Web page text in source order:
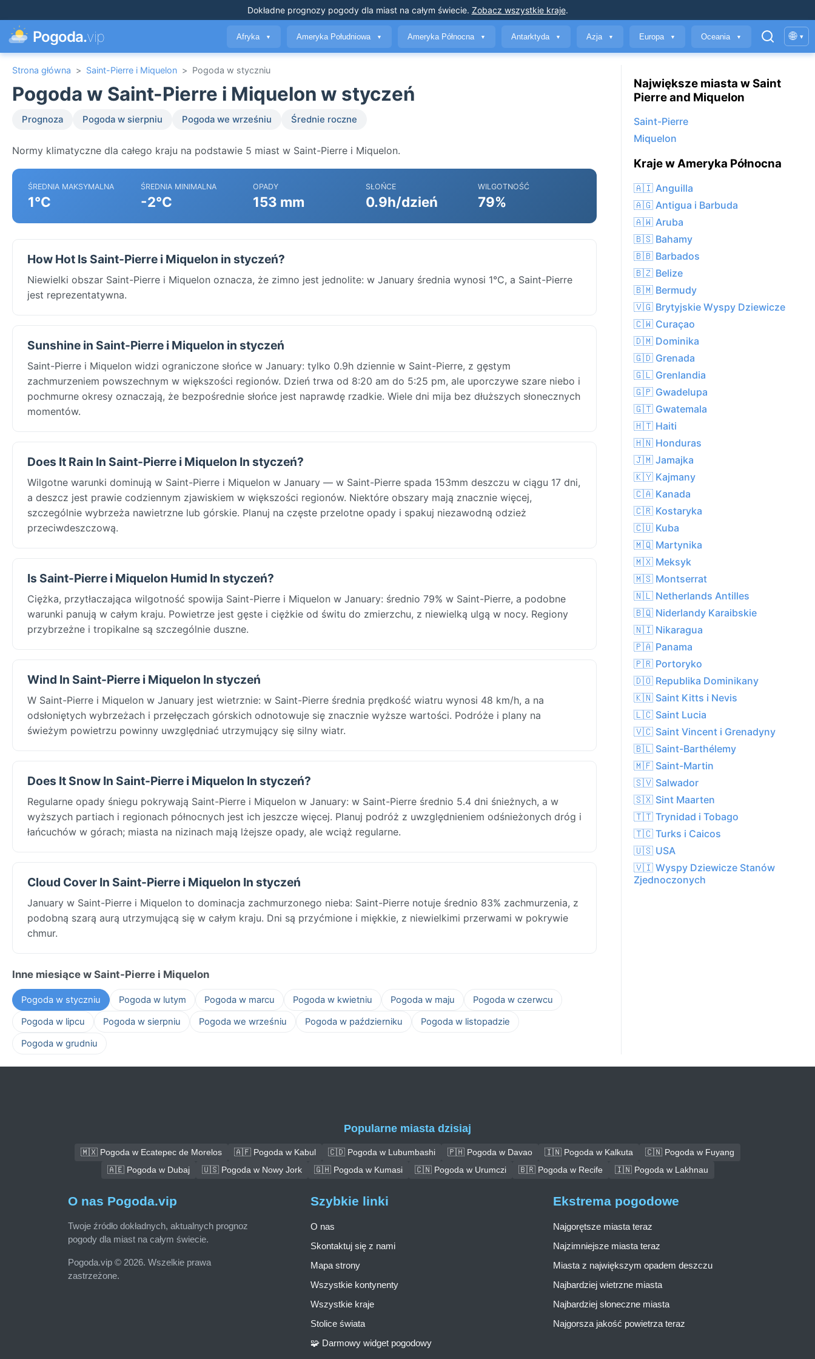
Dokładne prognozy pogodydla miast na całym świecie. Zobacz wszystkie kraje.
Pogoda.vip Afryka ▼ Ameryka Południowa ▼ Ameryka Północna ▼ Antarktyda ▼ Azja ▼ Europa ▼ Oceania ▼ 🌐 ▾
Strona główna > Saint-Pierre i Miquelon > Pogoda w styczniu
Pogoda w Saint-Pierre i Miquelon w styczeń
Prognoza Pogoda w sierpniu Pogoda we wrześniu Średnie roczne
Normy klimatyczne dla całego kraju na podstawie 5 miast w Saint-Pierre i Miquelon.
ŚREDNIA MAKSYMALNA
1°C
ŚREDNIA MINIMALNA
-2°C
OPADY
153 mm
SŁOŃCE
0.9h/dzień
WILGOTNOŚĆ
79%
How Hot Is Saint-Pierre i Miquelon in styczeń?
Niewielki obszar Saint-Pierre i Miquelon oznacza, że zimno jest jednolite: w January średnia wynosi 1°C, a Saint-Pierre
jest reprezentatywna.
Sunshine in Saint-Pierre i Miquelon in styczeń
Saint-Pierre i Miquelon widzi ograniczone słońce w January: tylko 0.9h dziennie w Saint-Pierre, z gęstym
zachmurzeniem powszechnym w większości regionów. Dzień trwa od 8:20 am do 5:25 pm, ale uporczywe szare niebo i
pochmurne okresy oznaczają, że bezpośrednie słońce jest naprawdę rzadkie. Wiele dni mija bez dłuższych słonecznych
momentów.
Does It Rain In Saint-Pierre i Miquelon In styczeń?
Wilgotne warunki dominują w Saint-Pierre i Miquelon w January — w Saint-Pierre spada 153mm deszczu w ciągu 17 dni,
a deszcz jest prawie codziennym zjawiskiem w większości regionów. Niektóre obszary mają znacznie więcej,
szczególnie wybrzeża nawietrzne lub górskie. Planuj na częste przelotne opady i spakuj niezawodną odzież
przeciwdeszczową.
Is Saint-Pierre i Miquelon Humid In styczeń?
Ciężka, przytłaczająca wilgotność spowija Saint-Pierre i Miquelon w January: średnio 79% w Saint-Pierre, a podobne
warunki panują w całym kraju. Powietrze jest gęste i ciężkie od świtu do zmierzchu, z niewielką ulgą w nocy. Regiony
przybrzeżne i tropikalne są szczególnie duszne.
Wind In Saint-Pierre i Miquelon In styczeń
W Saint-Pierre i Miquelon w January jest wietrznie: w Saint-Pierre średnia prędkość wiatru wynosi 48 km/h, a na
odsłoniętych wybrzeżach i przełęczach górskich odnotowuje się znacznie wyższe wartości. Podróże i plany na
świeżym powietrzu powinny uwzględniać utrzymujący się silny wiatr.
Does It Snow In Saint-Pierre i Miquelon In styczeń?
Regularne opady śniegu pokrywają Saint-Pierre i Miquelon w January: w Saint-Pierre średnio 5.4 dni śnieżnych, a w
wyższych partiach i regionach północnych jest ich jeszcze więcej. Planuj podróż z uwzględnieniem odśnieżonych dróg i
łańcuchów w górach; miasta na nizinach mają lżejsze opady, ale wciąż regularne.
Cloud Cover In Saint-Pierre i Miquelon In styczeń
January w Saint-Pierre i Miquelon to dominacja zachmurzonego nieba: Saint-Pierre notuje średnio 83% zachmurzenia, z
podobną szarą aurą utrzymującą się w całym kraju. Dni są przyćmione i miękkie, z niewielkimi przerwami w pokrywie
chmur.
Inne miesiące w Saint-Pierre i Miquelon
Pogoda w styczniu Pogoda w lutym Pogoda w marcu Pogoda w kwietniu Pogoda w maju
Pogoda w czerwcu
Pogoda w lipcu
Pogoda w sierpniu Pogoda we wrześniu Pogoda w październiku
Pogoda w listopadzie
Pogoda w grudniu
Największe miasta w Saint
Pierre and Miquelon
Saint-Pierre
Miquelon
Kraje w Ameryka Północna
🇦🇮 Anguilla
🇦🇬 Antigua i Barbuda
🇦🇼 Aruba
🇧🇸 Bahamy
🇧🇧 Barbados
🇧🇿 Belize
🇧🇲 Bermudy
🇻🇬 Brytyjskie Wyspy Dziewicze
🇨🇼 Curaçao
🇩🇲 Dominika
🇬🇩 Grenada
🇬🇱 Grenlandia
🇬🇵 Gwadelupa
🇬🇹 Gwatemala
🇭🇹 Haiti
🇭🇳 Honduras
🇯🇲 Jamajka
🇰🇾 Kajmany
🇨🇦 Kanada
🇨🇷 Kostaryka
🇨🇺 Kuba
🇲🇶 Martynika
🇲🇽 Meksyk
🇲🇸 Montserrat
🇳🇱 Netherlands Antilles
🇧🇶 Niderlandy Karaibskie
🇳🇮 Nikaragua
🇵🇦 Panama
🇵🇷 Portoryko
🇩🇴 Republika Dominikany
🇰🇳 Saint Kitts i Nevis
🇱🇨 Saint Lucia
🇻🇨 Saint Vincent i Grenadyny
🇧🇱 Saint-Barthélemy
🇲🇫 Saint-Martin
🇸🇻 Salwador
🇸🇽 Sint Maarten
🇹🇹 Trynidad i Tobago
🇹🇨 Turks i Caicos
🇺🇸 USA
🇻🇮 Wyspy Dziewicze Stanów
Zjednoczonych
Popularne miasta dzisiaj
🇲🇽 Pogoda w Ecatepec de Morelos 🇦🇫 Pogoda w Kabul 🇨🇩 Pogoda w Lubumbashi 🇵🇭 Pogoda w Davao 🇮🇳 Pogoda w Kalkuta
🇨🇳 Pogoda w Fuyang
🇦🇪 Pogoda w Dubaj
🇺🇸 Pogoda w Nowy Jork 🇬🇭 Pogoda w Kumasi 🇨🇳 Pogoda w Urumczi 🇧🇷 Pogoda w Recife 🇮🇳 Pogoda w Lakhnau
O nas Pogoda.vip
Twoje źródło dokładnych, aktualnych prognoz
pogody dla miast na całym świecie.
Pogoda.vip © 2026. Wszelkie prawa
zastrzeżone.
Szybkie linki
O nas
Skontaktuj się z nami
Mapa strony
Wszystkie kontynenty
Wszystkie kraje
Stolice świata
🧩 Darmowy widget pogodowy
Ekstrema pogodowe
Najgorętsze miasta teraz
Najzimniejsze miasta teraz
Miasta z największym opadem deszczu
Najbardziej wietrzne miasta
Najbardziej słoneczne miasta
Najgorsza jakość powietrza teraz